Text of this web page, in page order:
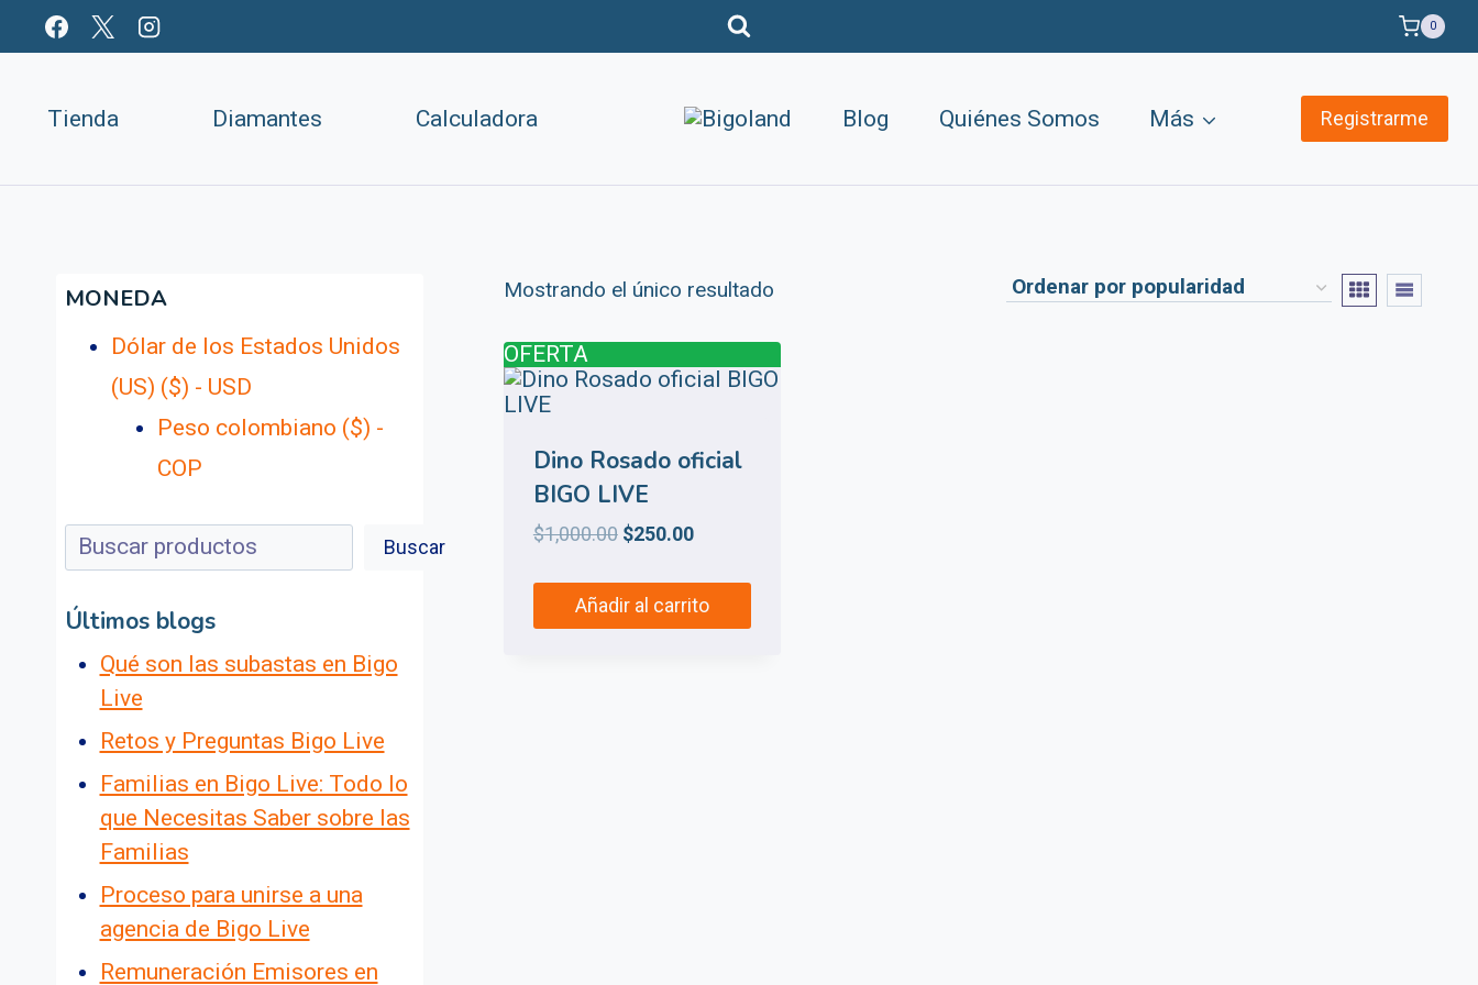
Saltar
contenido
0
Tienda Diamantes Calculadora Blog Quiénes Somos Más Registrarme
Mostrando el único resultado
OFERTA
Dino Rosado oficial
BIGO LIVE
$1,000.00 Original
was:
$1,000.00.
$250.00Current
is:
$250.00.
Añadir al carrito
MONEDA
Dólar de los Estados Unidos
(US) ($) - USD
Peso colombiano ($) -
COP
Buscar Buscar
Últimos blogs
Qué son las subastas en Bigo
Live
Retos y Preguntas Bigo Live
Familias en Bigo Live: Todo lo
que Necesitas Saber sobre las
Familias
Proceso para unirse a una
agencia de Bigo Live
Remuneración Emisores en